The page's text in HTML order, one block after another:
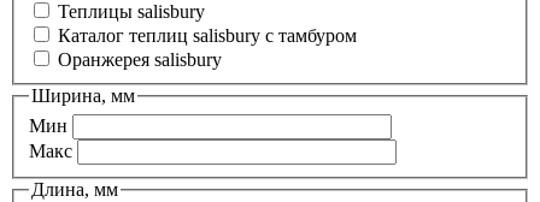
Теплицы salisbury
Каталог теплиц salisbury с тамбуром
Оранжерея salisbury
Ширина, мм
Мин
Макс
Длина, мм